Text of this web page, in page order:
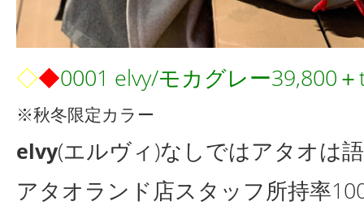
◇◆0001 elvy/モカグレー39,800
※秋冬限定カラー
elvy(エルヴィ)なしではアタオは
アタオランド店スタッフ所持率